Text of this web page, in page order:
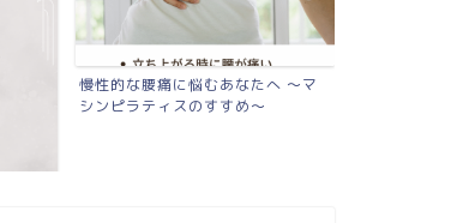
慢性的な腰痛に悩むあなたへ 〜マ
シンピラティスのすすめ〜